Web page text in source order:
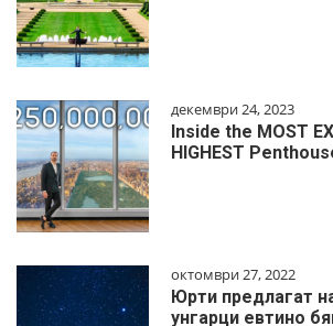
декември 24, 2023
Inside the MOST
HIGHEST
октомври 27, 2022
Юрти предлагат
унгарци евтино